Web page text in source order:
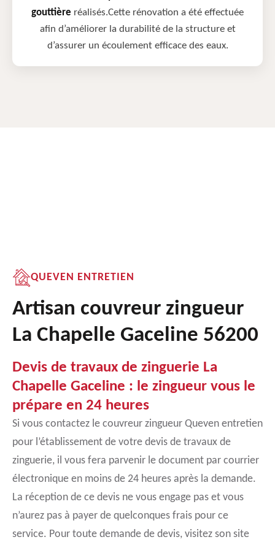
gouttière réalisés.Cette rénovation a été effectuée
afin d’améliorer la durabilité de la structure et
d’assurer un écoulement efficace des eaux.
QUEVEN ENTRETIEN
Artisan couvreur zingueur
La Chapelle Gaceline 56200
Devis de travaux de zinguerie La
Chapelle Gaceline : le zingueur vous le
prépare en 24 heures
Si vous contactez le couvreur zingueur Queven entretien
pour l’établissement de votre devis de travaux de
zinguerie, il vous fera parvenir le document par courrier
électronique en moins de 24 heures après la demande.
La réception de ce devis ne vous engage pas et vous
n’aurez pas à payer de quelconques frais pour ce
service. Pour toute demande de devis, visitez son site